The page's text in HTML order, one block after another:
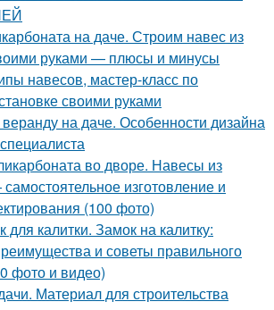
на даче. Строим навес из
руками — плюсы и минусы
навесов, мастер-класс по
своими руками
на даче. Особенности дизайна
во дворе. Навесы из
изготовление и
(100 фото)
для калитки. Замок на калитку:
и советы правильного
фото и видео)
Материал для строительства